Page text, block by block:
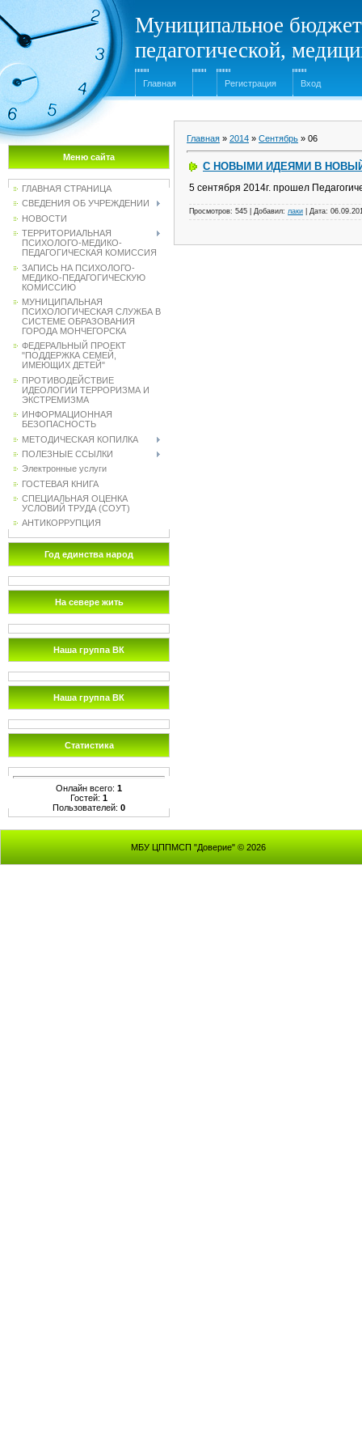
Муниципальное
педагогической,
Главная Регистрация Вход
Меню сайта
ГЛАВНАЯ СТРАНИЦА
СВЕДЕНИЯ ОБ УЧРЕЖДЕНИИ
НОВОСТИ
ТЕРРИТОРИАЛЬНАЯ
ПСИХОЛОГО-МЕДИКО-
ПЕДАГОГИЧЕСКАЯ КОМИССИЯ
ЗАПИСЬ НА ПСИХОЛОГО-
МЕДИКО-ПЕДАГОГИЧЕСКУЮ
КОМИССИЮ
МУНИЦИПАЛЬНАЯ
ПСИХОЛОГИЧЕСКАЯ СЛУЖБА В
СИСТЕМЕ ОБРАЗОВАНИЯ
ГОРОДА МОНЧЕГОРСКА
ФЕДЕРАЛЬНЫЙ ПРОЕКТ
"ПОДДЕРЖКА СЕМЕЙ,
ИМЕЮЩИХ ДЕТЕЙ"
ПРОТИВОДЕЙСТВИЕ
ИДЕОЛОГИИ ТЕРРОРИЗМА И
ЭКСТРЕМИЗМА
ИНФОРМАЦИОННАЯ
БЕЗОПАСНОСТЬ
МЕТОДИЧЕСКАЯ КОПИЛКА
ПОЛЕЗНЫЕ ССЫЛКИ
Электронные услуги
ГОСТЕВАЯ КНИГА
СПЕЦИАЛЬНАЯ ОЦЕНКА
УСЛОВИЙ ТРУДА (СОУТ)
АНТИКОРРУПЦИЯ
Год единства народ
На севере жить
Наша группа ВК
Наша группа ВК
Статистика
Онлайн всего: 1
Гостей: 1
Пользователей: 0
Главная » 2014 » Сентябрь » 06
С НОВЫМИ ИДЕЯМИ В
5 сентября 2014г. прошел
Просмотров: 545 Добавил: лаки Дата:
МБУ ЦППМСП "Доверие" © 2026